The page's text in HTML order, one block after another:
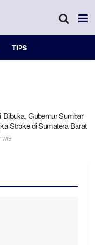
TIPS
Dibuka, Gubernur Sumbar
Stroke di Sumatera Barat
WIB